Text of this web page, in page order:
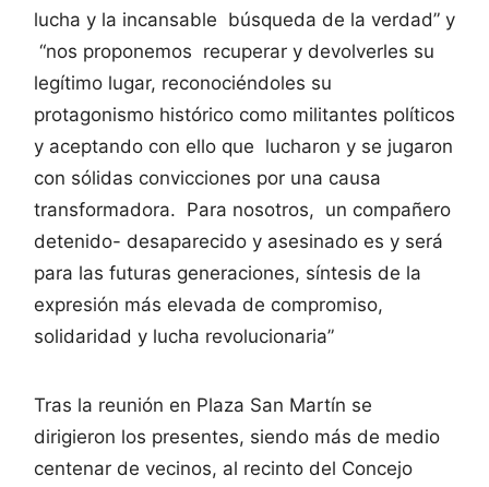
lucha y la incansable búsqueda de la verdad” y
“nos proponemos recuperar y devolverles su
legítimo lugar, reconociéndoles su
protagonismo histórico como militantes políticos
y aceptando con ello que lucharon y se jugaron
con sólidas convicciones por una causa
transformadora. Para nosotros, un compañero
detenido- desaparecido y asesinado es y será
para las futuras generaciones, síntesis de la
expresión más elevada de compromiso,
solidaridad y lucha revolucionaria”
Tras la reunión en Plaza San Martín se
dirigieron los presentes, siendo más de medio
centenar de vecinos, al recinto del Concejo